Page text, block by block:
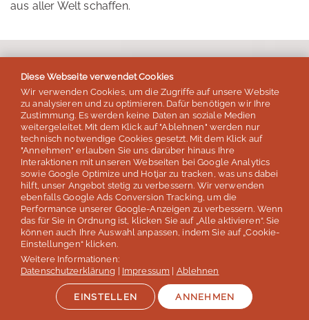
aus aller Welt schaffen.
Preise & Leistungen
Kind
Teen Camp (Beach) (12-17J)
Ostern, Sommer, Herbst
ab 415 €
Kids Privatkurs (Beach) (5-16J)
ganzjährig
ab 639 €
Diese Webseite verwendet Cookies
Wir verwenden Cookies, um die Zugriffe auf unsere Website
zu analysieren und zu optimieren. Dafür benötigen wir Ihre
Zustimmung. Es werden keine Daten an soziale Medien
weitergeleitet. Mit dem Klick auf "Ablehnen" werden nur
technisch notwendige Cookies gesetzt. Mit dem Klick auf
"Annehmen" erlauben Sie uns darüber hinaus Ihre
Interaktionen mit unseren Webseiten bei Google Analytics
sowie Google Optimize und Hotjar zu tracken, was uns dabei
hilft, unser Angebot stetig zu verbessern. Wir verwenden
ebenfalls Google Ads Conversion Tracking, um die
Performance unserer Google-Anzeigen zu verbessern. Wenn
das für Sie in Ordnung ist, klicken Sie auf „Alle aktivieren“. Sie
können auch Ihre Auswahl anpassen, indem Sie auf „Cookie-
Einstellungen“ klicken.
Weitere Informationen:
Datenschutzerklärung
Impressum Ablehnen
EINSTELLEN ANNEHMEN